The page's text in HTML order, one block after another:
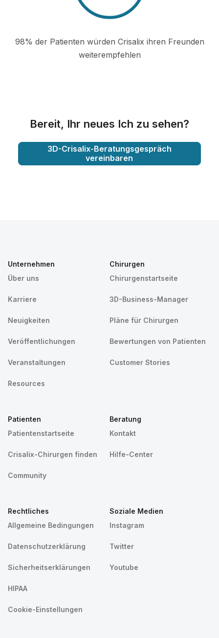
98% der Patienten würden Crisalix ihren Freunden
weiterempfehlen
Bereit, Ihr neues Ich zu sehen?
3D-Crisalix-Beratungsgespräch
vereinbaren
Unternehmen
Über uns
Karriere
Neuigkeiten
Veröffentlichungen
Veranstaltungen
Resources
Chirurgen
Chirurgenstartseite
3D-Business-Manager
Pläne für Chirurgen
Bewertungen von Patienten
Customer Stories
Patienten
Patientenstartseite
Crisalix-Chirurgen finden
Community
Beratung
Kontakt
Hilfe-Center
Rechtliches
Allgemeine Bedingungen
Datenschutzerklärung
Sicherheitserklärungen
HIPAA
Cookie-Einstellungen
Soziale Medien
Instagram
Twitter
Youtube